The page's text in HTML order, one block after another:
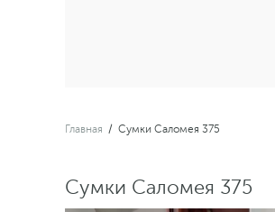
Главная / Сумки Саломея 375
Сумки Саломея 375